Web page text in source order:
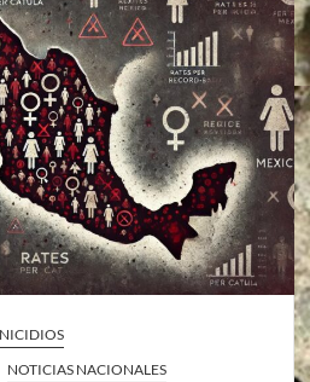
NOTICIAS NACIONALES